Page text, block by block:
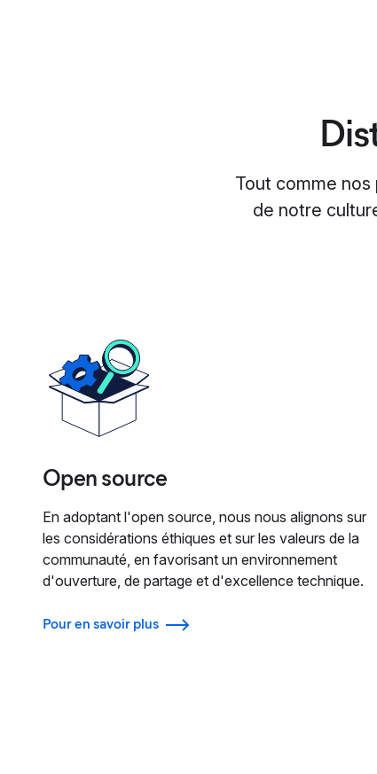
Tout comme
de notre
Open source
En adoptant l'open source, nous nous alignons sur
les considérations éthiques et sur les valeurs de la
communauté, en favorisant un environnement
d'ouverture, de partage et d'excellence technique.
Pour en savoir plus